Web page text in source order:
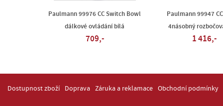
Paulmann 99976 CC Switch Bowl
dálkové ovládání bílá
709,-
Paulmann 99947
4násobný
1 416,-
Dostupnost zboží Doprava Záruka a reklamace Obchodní podmínky